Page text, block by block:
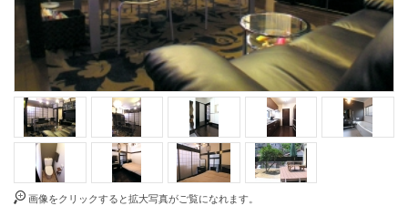
画像をクリックすると拡大写真がご覧になれます。